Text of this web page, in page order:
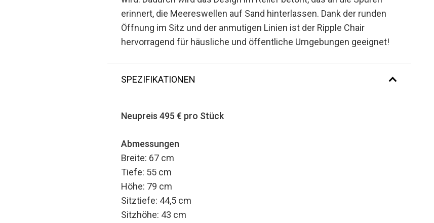
erinnert, die Meereswellen auf Sand hinterlassen. Dank der runden
Öffnung im Sitz und der anmutigen Linien ist der Ripple Chair
hervorragend für häusliche und öffentliche Umgebungen geeignet!
SPEZIFIKATIONEN
Neupreis 495 € pro Stück
Abmessungen
Breite: 67 cm
Tiefe: 55 cm
Höhe: 79 cm
Sitztiefe: 44,5 cm
Sitzhöhe: 43 cm